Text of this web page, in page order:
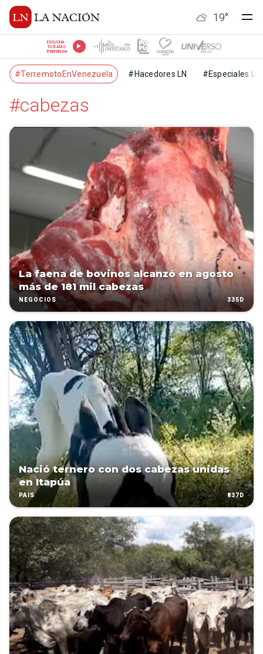
19°
ESCUCHÁ
TU RADIO
PREFERIDA
#TerremotoEnVenezuela #Hacedores LN #Especiales LN
#cabezas
La faena de bovinos alcanzó en agosto
más de 181 mil cabezas
NEGOCIOS 335D
Nació ternero con dos cabezas unidas
en Itapúa
PAÍS 837D